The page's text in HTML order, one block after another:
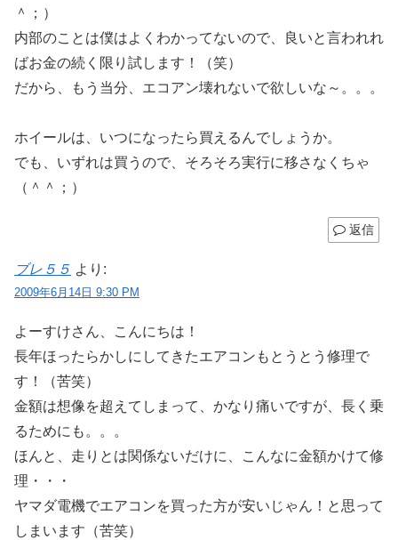
＾；）
内部のことは僕はよくわかってないので、良いと言われれ
ばお金の続く限り試します！（笑）
だから、もう当分、エコアン壊れないで欲しいな～。。。
ホイールは、いつになったら買えるんでしょうか。
でも、いずれは買うので、そろそろ実行に移さなくちゃ
（＾＾；）
返信
ブレ５５ より:
2009年6月14日 9:30 PM
よーすけさん、こんにちは！
長年ほったらかしにしてきたエアコンもとうとう修理で
す！（苦笑）
金額は想像を超えてしまって、かなり痛いですが、長く乗
るためにも。。。
ほんと、走りとは関係ないだけに、こんなに金額かけて修
理・・・
ヤマダ電機でエアコンを買った方が安いじゃん！と思って
しまいます（苦笑）